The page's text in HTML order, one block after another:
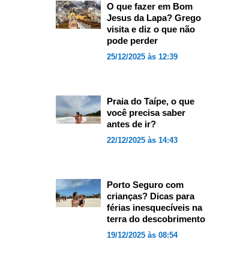
O que fazer em Bom
Jesus da Lapa? Grego
visita e diz o que não
pode perder
25/12/2025 às 12:39
Praia do Taípe, o que
você precisa saber
antes de ir?
22/12/2025 às 14:43
Porto Seguro com
crianças? Dicas para
férias inesquecíveis na
terra do descobrimento
19/12/2025 às 08:54